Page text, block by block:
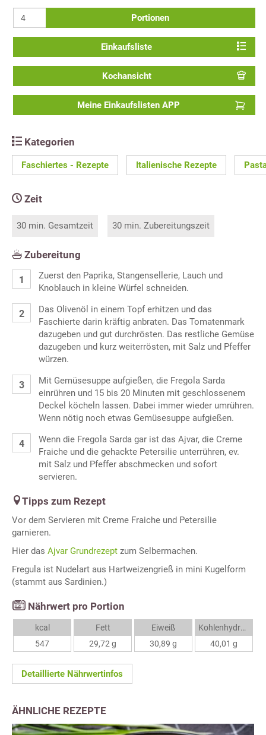
Portionen
Einkaufsliste
Kochansicht
Meine Einkaufslisten APP
Kategorien
Faschiertes - Rezepte Italienische Rezepte
Zeit
30 min. Gesamtzeit 30 min. Zubereitungszeit
Zubereitung
Zuerst den Paprika, Stangensellerie, Lauch und
Knoblauch in kleine Würfel schneiden.
Das Olivenöl in einem Topf erhitzen und das
Faschierte darin kräftig anbraten. Das Tomatenmark
dazugeben und gut durchrösten. Das restliche Gemüse
dazugeben und kurz weiterrösten, mit Salz und Pfeffer
würzen.
Mit Gemüsesuppe aufgießen, die Fregola Sarda
einrühren und 15 bis 20 Minuten mit geschlossenem
Deckel köcheln lassen. Dabei immer wieder umrühren.
Wenn nötig noch etwas Gemüsesuppe aufgießen.
Wenn die Fregola Sarda gar ist das Ajvar, die Creme
Fraiche und die gehackte Petersilie unterrühren, ev.
mit Salz und Pfeffer abschmecken und sofort
servieren.
Tipps zum Rezept
Vor dem Servieren mit Creme Fraiche und Petersilie
garnieren.
Hier das Ajvar Grundrezept zum Selbermachen.
Fregula ist Nudelart aus Hartweizengrieß in mini Kugelform
(stammt aus Sardinien.)
Nährwert pro Portion
kcal
547
Fett
29,72 g
Eiweiß
30,89 g
Kohlenhydrate
40,01 g
Detaillierte Nährwertinfos
ÄHNLICHE REZEPTE